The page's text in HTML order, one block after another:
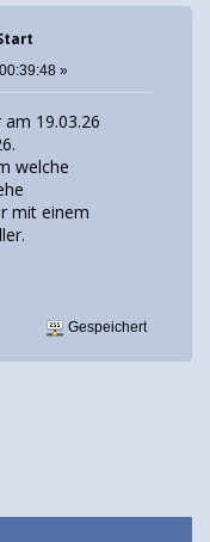
»
19.03.26
welche
mit einem
Gespeichert